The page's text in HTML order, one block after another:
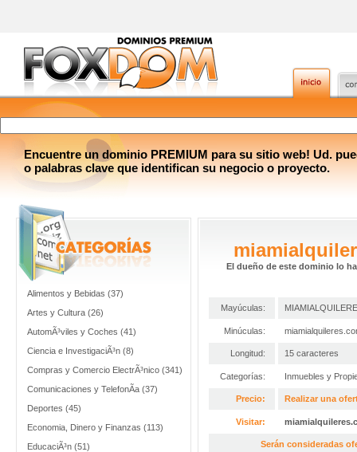
Encuentre un dominio PREMIUM para su sitio web! Ud.
o palabras clave que identifican su negocio o proyecto.
Alimentos y Bebidas (37)
Artes y Cultura (26)
AutomÃ³viles y Coches (41)
Ciencia e InvestigaciÃ³n (8)
Compras y Comercio ElectrÃ³nico (341)
Comunicaciones y TelefonÃ­a (37)
Deportes (45)
Economia, Dinero y Finanzas (113)
EducaciÃ³n (51)
El dueño de este dominio lo
Mayúculas:
Minúculas:
Longitud: 15 caracteres
Categorías: Inmuebles y
Precio: Realizar una
Visitar:
Serán consideradas